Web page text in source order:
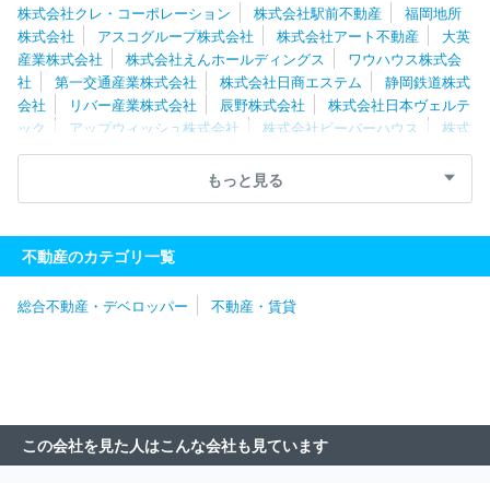
株式会社クレ・コーポレーション 株式会社駅前不動産
福岡地所
株式会社
アスコグループ株式会社 株式会社アート不動産
大英
産業株式会社
株式会社えんホールディングス
ワウハウス株式会
社
第一交通産業株式会社 株式会社日商エステム
静岡鉄道株式
会社
リバー産業株式会社 辰野株式会社
株式会社日本ヴェルテ
ック
アップウィッシュ株式会社 株式会社ビーバーハウス
株式
会社トータルクリエーションズ
株式会社エイチ・ツー・オーアセッ
株式会社新成トラスト
株式会社
日成アドバンス
市環境開発株式会社
株式会社光アルファクス
株式会社プレサン
ス
株式会社ゼロ・コーポレーション
ファイブイズホーム
株式会社アイダ設計
ンタープライズ
株式会社成建
株式会社東急モールズデベロップ
メント
山万株式会社
株式会社イディアライズコーポレーション
国際興業管理株式会社
株式会社スマートコミュニティ
株式会社
もっと見る
不動産のカテゴリ一覧
総合不動産・デベロッパー 不動産・賃貸
この会社を見た人はこんな会社も見ています